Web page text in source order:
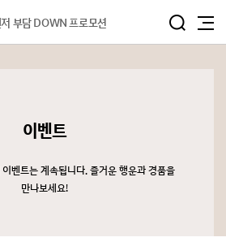
부담 DOWN 프로모션
이벤트
벤트는 계속됩니다. 즐거운 행운과 경품을
만나보세요!